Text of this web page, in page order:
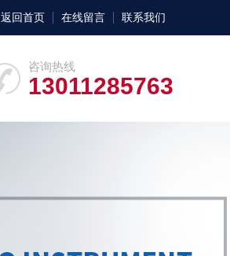
返回首页 在线留言 联系我们
咨询热线
13011285763